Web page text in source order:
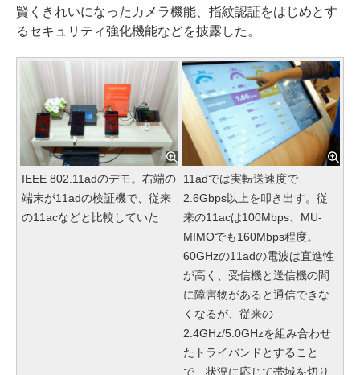
賢くきれいになったカメラ機能、指紋認証をはじめとす
るセキュリティ強化機能などを披露した。
IEEE 802.11adのデモ。右端の
端末が11adの検証機で、従来
の11acなどと比較していた
11adでは実転送速度で
2.6Gbps以上を叩き出す。従
来の11acは100Mbps、MU-
MIMOでも160Mbps程度。
60GHzの11adの電波は直進性
が高く、受信機と送信機の間
に障害物があると通信できな
くなるが、従来の
2.4GHz/5.0GHzを組み合わせ
たトライバンドとすること
で、状況に応じて帯域を切り